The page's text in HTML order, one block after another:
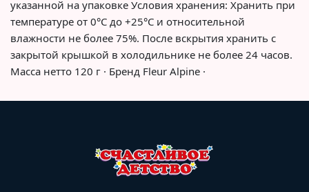
указанной на упаковке Условия хранения: Хранить при
температуре от 0°С до +25°С и относительной
влажности не более 75%. После вскрытия хранить с
закрытой крышкой в холодильнике не более 24 часов.
Масса нетто 120 г · Бренд Fleur Alpine ·